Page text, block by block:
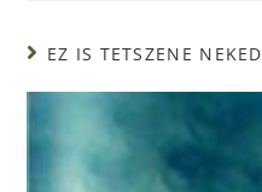
EZ IS TETSZENE NEKED